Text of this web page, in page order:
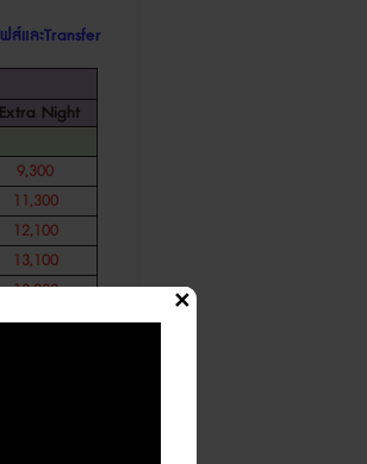
ส์และTransfer
Extra Night
9,300
11,300
12,100
13,100
13,900
16,300
✕